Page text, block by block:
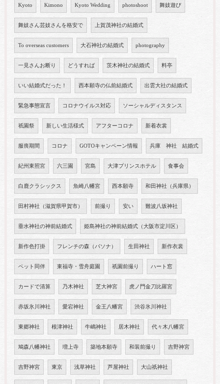
Kyoto Kimono Kyoto Wedding photoshoot 舞妓遊び
舞妓さん芸妓さんを格安で 上賀茂神社の結婚式
To overseas customers 大石神社の結婚式 photography
一見さんお断り どうすれば 茨木神社の結婚式 料亭
いい結婚式だった！ 西本願寺の仏前結婚式 出雲大社の結婚式
緊急事態宣言 コロナウイルス対応 ソーシャルディスタンス
祇園祭 新しい生活様式 アフターコロナ 新着衣裳
服喪期間 コロナ GOTOキャンペーン情報 兵庫 神社 結婚式
紀州東照宮 六三園 宮島 大津プリンスホテル 食事会
白鹿クラシックス 魚崎八幡宮 西本願寺 和田神社（兵庫県）
田村神社（滋賀県甲賀市） 前撮り 安い 難波八坂神社
垂水神社の神前結婚式 姫島神社の神前結婚式（大阪市淀川区）
新作色打掛 フレンチの森（パソナ） 生田神社 新作衣裳
ペット同伴 東福寺・雪舟庭園 祇園前撮り ハート窓
カードで清算 乃木神社 芝大神宮 虎ノ門金刀比羅宮
赤坂氷川神社 愛宕神社 金王八幡宮 渋谷氷川神社
東郷神社 根津神社 牛嶋神社 居木神社 代々木八幡宮
鳩森八幡神社 増上寺 築地本願寺 和装前撮り 吉野神宮
吉野神宮 東京 浅草神社 芦屋神社 大山祇神社